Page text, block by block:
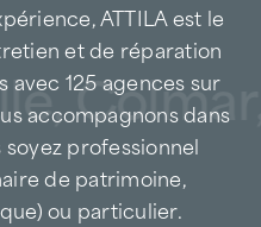
ATTILA est le
et de réparation
125 agences sur
accompagnons dans
professionnel
de patrimoine,
ou particulier.